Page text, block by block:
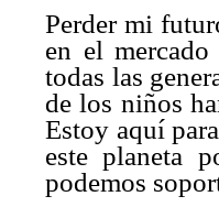
Perder mi
en el
todas las
de los niños
Estoy aquí
este planeta
podemos